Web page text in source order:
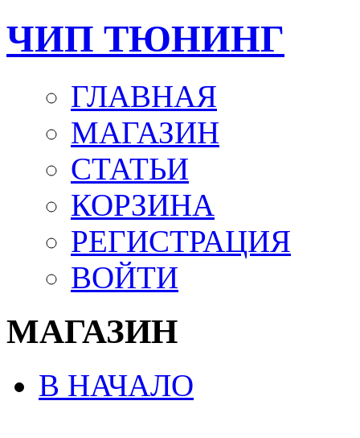
ЧИП ТЮНИНГ
ГЛАВНАЯ
МАГАЗИН
СТАТЬИ
КОРЗИНА
РЕГИСТРАЦИЯ
ВОЙТИ
МАГАЗИН
В НАЧАЛО